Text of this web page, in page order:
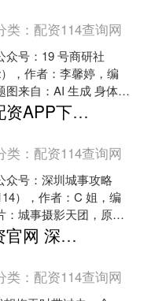
类： 配资114查询网
众号：19 号商研社
），作者：李馨婷，编
图来自：AI 生成 身体在
、辗转挪移，当沾满
联华证券配资APP下载 “粤车南下”推进中，深圳人还会涌入香港吗？
类： 配资114查询网
众号：深圳城事攻略
），作者：C 姐，编
：城事摄影天团，原文
即将实施，停车 40
赛岳恒配资官网 深莞交界处，每天摸过1500个Labubu脸蛋的家庭女工，日薪50元
类： 配资114查询网